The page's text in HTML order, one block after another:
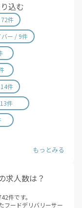
込む
件
バー / 9件
件
件
求人数は？
件です。
フードデリバリーサー